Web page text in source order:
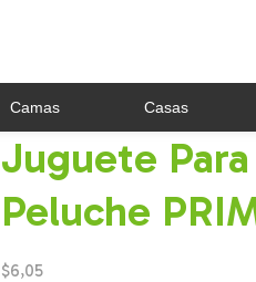
Camas Casas
Juguete
Peluche
$6,05